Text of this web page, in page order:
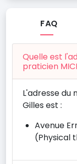
FAQ
Quelle est
praticien
L'adresse du
Gilles est :
Avenue
(Physical